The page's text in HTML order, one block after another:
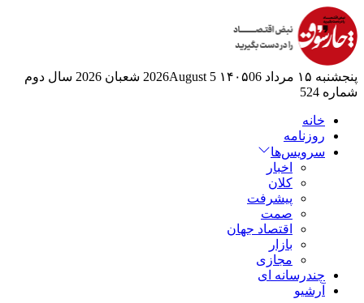
پنجشنبه ۱۵ مرداد ۱۴۰۵ 06 2026August 5 شعبان 2026
سال دوم
شماره 524
خانه
روزنامه
سرویس‌ها
اخبار
کلان
پیشرفت
صمت
اقتصاد جهان
بازار
مجازی
چندرسانه ای
آرشیو